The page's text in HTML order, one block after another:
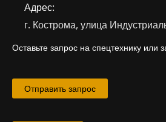
Адрес:
г. Кострома, улица
Оставьте запрос на спецтехнику или
Отправить запрос